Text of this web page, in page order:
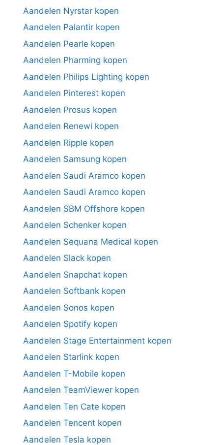
Aandelen Nyrstar kopen
Aandelen Palantir kopen
Aandelen Pearle kopen
Aandelen Pharming kopen
Aandelen Philips Lighting kopen
Aandelen Pinterest kopen
Aandelen Prosus kopen
Aandelen Renewi kopen
Aandelen Ripple kopen
Aandelen Samsung kopen
Aandelen Saudi Aramco kopen
Aandelen Saudi Aramco kopen
Aandelen SBM Offshore kopen
Aandelen Schenker kopen
Aandelen Sequana Medical kopen
Aandelen Slack kopen
Aandelen Snapchat kopen
Aandelen Softbank kopen
Aandelen Sonos kopen
Aandelen Spotify kopen
Aandelen Stage Entertainment kopen
Aandelen Starlink kopen
Aandelen T-Mobile kopen
Aandelen TeamViewer kopen
Aandelen Ten Cate kopen
Aandelen Tencent kopen
Aandelen Tesla kopen